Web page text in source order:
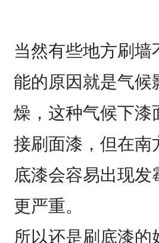
当然有些地方刷
能的原因就是气候
燥，这种气候下漆
接刷面漆，但在南
底漆会容易出现
更严重。
所以还是刷底漆的